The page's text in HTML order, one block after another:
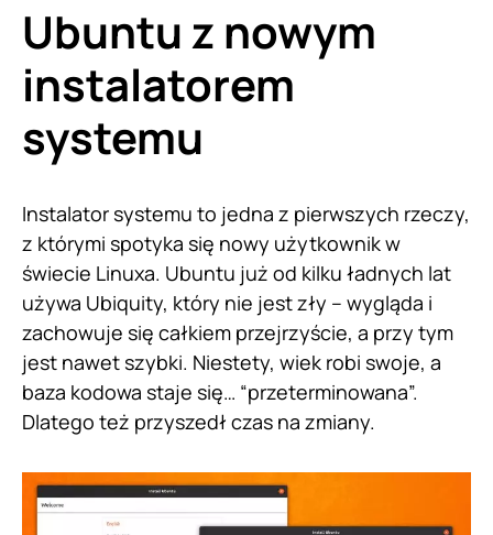
Ubuntu z nowym
instalatorem
systemu
Instalator systemu to jedna z pierwszych rzeczy,
z którymi spotyka się nowy użytkownik w
świecie Linuxa. Ubuntu już od kilku ładnych lat
używa Ubiquity, który nie jest zły – wygląda i
zachowuje się całkiem przejrzyście, a przy tym
jest nawet szybki. Niestety, wiek robi swoje, a
baza kodowa staje się… “przeterminowana”.
Dlatego też przyszedł czas na zmiany.